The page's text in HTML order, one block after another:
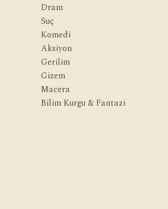
Dram
Suç
Komedi
Aksiyon
Gerilim
Gizem
Macera
Bilim Kurgu & Fantazi